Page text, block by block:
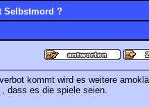
Selbstmord ?
kommt wird es weitere
dass es die spiele seien.